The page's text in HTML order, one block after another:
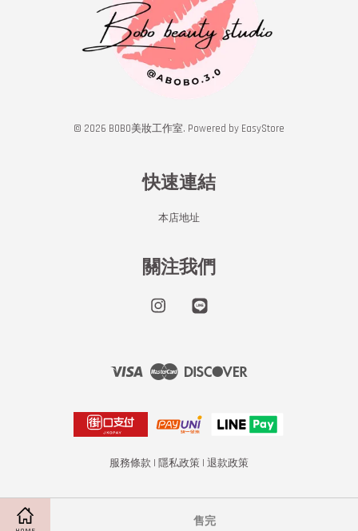
售完
© 2026 BOBO美妝工作室. Powered by EasyStore
快速連結
本店地址
關注我們
Instagram
Visa Master
服務條款 | 隱私政策 | 退款政策